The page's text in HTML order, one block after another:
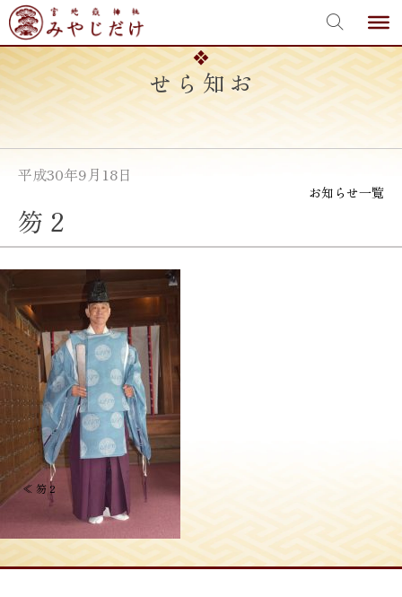
Skip
to
content
お知らせ
平成30年9月18日
お知らせ一覧
笏 2
投
稿
ナ
ビ
≪ 笏 2